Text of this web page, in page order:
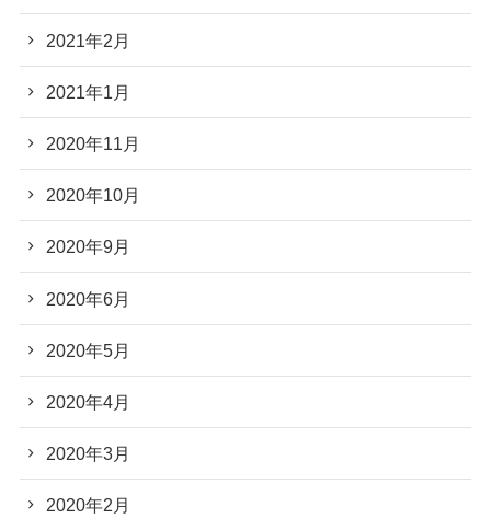
2021年2月
2021年1月
2020年11月
2020年10月
2020年9月
2020年6月
2020年5月
2020年4月
2020年3月
2020年2月